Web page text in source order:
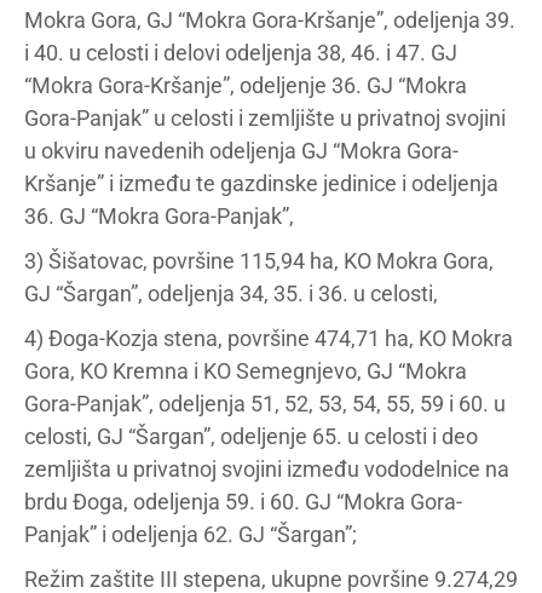
Mokra Gora, GJ “Mokra Gora-Kršanje”, odeljenja 39.
i 40. u celosti i delovi odeljenja 38, 46. i 47. GJ
“Mokra Gora-Kršanje”, odeljenje 36. GJ “Mokra
Gora-Panjak” u celosti i zemljište u privatnoj svojini
u okviru navedenih odeljenja GJ “Mokra Gora-
Kršanje” i između te gazdinske jedinice i odeljenja
36. GJ “Mokra Gora-Panjak”,
3) Šišatovac, površine 115,94 ha, KO Mokra Gora,
GJ “Šargan”, odeljenja 34, 35. i 36. u celosti,
4) Đoga-Kozja stena, površine 474,71 ha, KO Mokra
Gora, KO Kremna i KO Semegnjevo, GJ “Mokra
Gora-Panjak”, odeljenja 51, 52, 53, 54, 55, 59 i 60. u
celosti, GJ “Šargan”, odeljenje 65. u celosti i deo
zemljišta u privatnoj svojini između vododelnice na
brdu Đoga, odeljenja 59. i 60. GJ “Mokra Gora-
Panjak” i odeljenja 62. GJ “Šargan”;
Režim zaštite III stepena, ukupne površine 9.274,29